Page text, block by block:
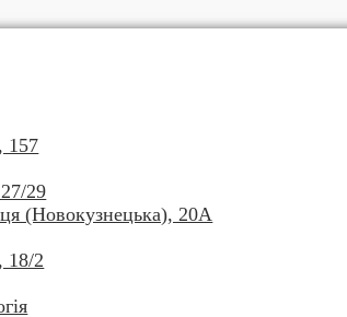
157
29
(Новокузнецька), 20А
18/2